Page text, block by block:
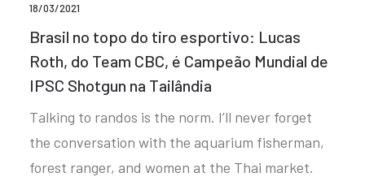
18/03/2021
Brasil no topo do tiro esportivo: Lucas
Roth, do Team CBC, é Campeão Mundial de
IPSC Shotgun na Tailândia
Talking to randos is the norm. I’ll never forget
the conversation with the aquarium fisherman,
forest ranger, and women at the Thai market.